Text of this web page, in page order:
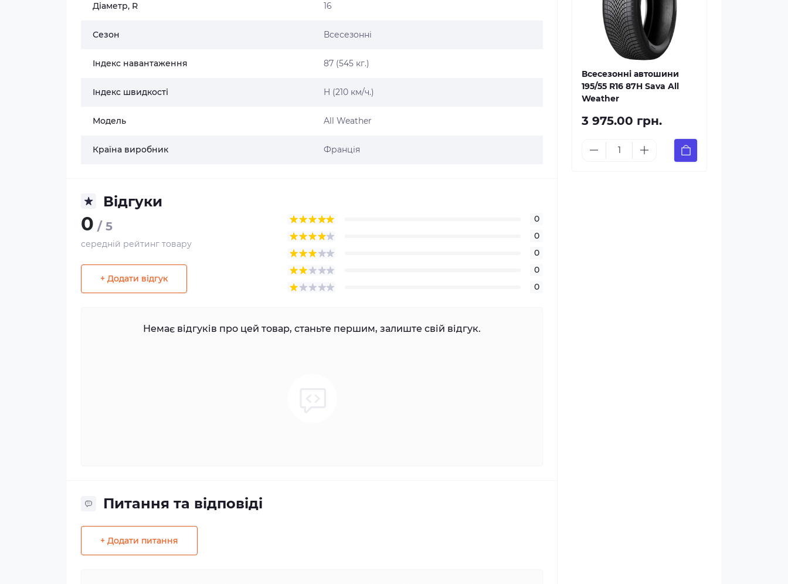
Діаметр, R 16
Сезон Всесезонні
Індекс навантаження 87 (545 кг.)
Індекс швидкості H (210 км/ч.)
Модель All Weather
Країна виробник Франція
Відгуки
0 / 5
середній рейтинг товару
+ Додати відгук
0
0
0
0
0
Немає відгуків про цей товар, станьте першим, залиште свій відгук.
Питання та відповіді
+ Додати питання
Всесезонні автошини
195/55 R16 87H Sava All
Weather
3 975.00 грн.